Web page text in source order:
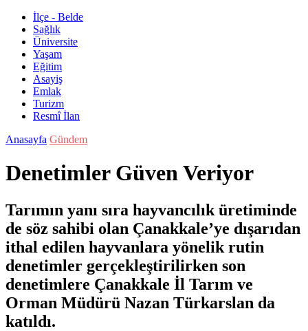
İlçe - Belde
Sağlık
Üniversite
Yaşam
Eğitim
Asayiş
Emlak
Turizm
Resmî İlan
Anasayfa Gündem
Denetimler Güven Veriyor
Tarımın yanı sıra hayvancılık üretiminde
de söz sahibi olan Çanakkale’ye dışarıdan
ithal edilen hayvanlara yönelik rutin
denetimler gerçekleştirilirken son
denetimlere Çanakkale İl Tarım ve
Orman Müdürü Nazan Türkarslan da
katıldı.